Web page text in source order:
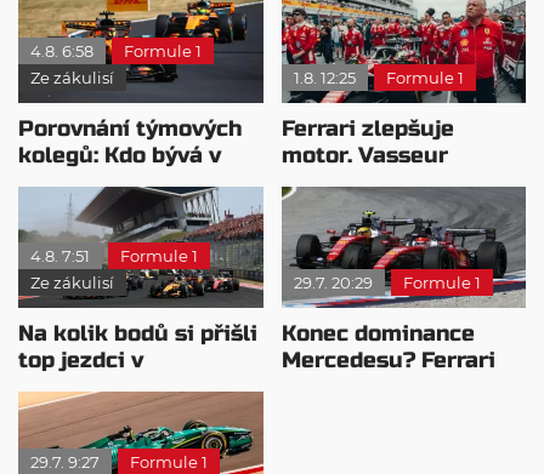
4.8. 6:58
Formule 1
Ze zákulisí
Porovnání týmových
kolegů: Kdo bývá v
sobotu nejrychlejší?
1.8. 12:25 Formule 1
Ferrari zlepšuje
motor. Vasseur
chystá útok na
Mercedes
4.8. 7:51
Formule 1
Ze zákulisí
Na kolik bodů si přišli
top jezdci v
posledních 4
závodech?
29.7. 20:29 Formule 1
Konec dominance
Mercedesu? Ferrari
29.7. 9:27
Formule 1